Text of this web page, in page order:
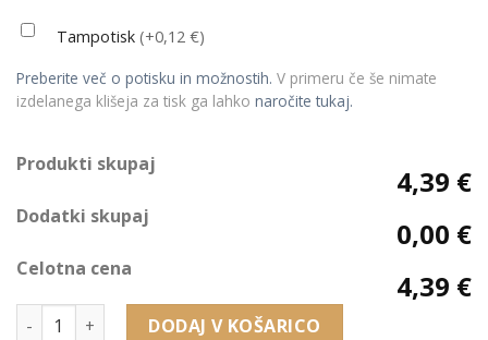
Tampotisk (+0,12 €)
Preberite več o potisku in možnostih. V primeru če še nimate
izdelanega klišeja za tisk ga lahko naročite tukaj.
Produkti skupaj 4,39 €
Dodatki skupaj 0,00 €
Celotna cena 4,39 €
454 embalaža za zapestnico (220 x 55 x 31 mm) količina
DODAJ V KOŠARICO